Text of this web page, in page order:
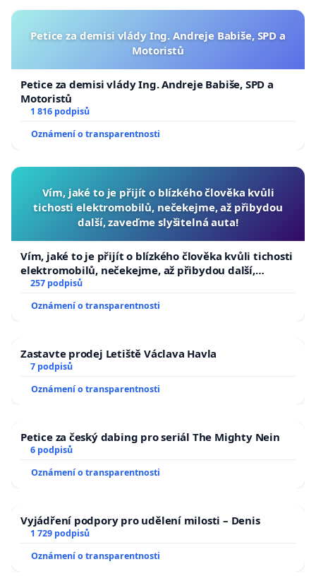
Petice za demisi vlády Ing. Andreje Babiše, SPD a
Motoristů
Petice za demisi vlády Ing. Andreje Babiše, SPD a
Motoristů
1 816 podpisů
Oznámení o transparentnosti
Vím, jaké to je přijít o blízkého člověka kvůli
tichosti elektromobilů, nečekejme, až přibydou
další, zaveďme slyšitelná auta!
Vím, jaké to je přijít o blízkého člověka kvůli tichosti
elektromobilů, nečekejme, až přibydou další,
zaveďme slyšitelná auta!
257 podpisů
Oznámení o transparentnosti
Zastavte prodej Letiště Václava Havla
7 podpisů
Oznámení o transparentnosti
Petice za český dabing pro seriál The Mighty Nein
6 podpisů
Oznámení o transparentnosti
Vyjádření podpory pro udělení milosti – Denis
1 729 podpisů
Oznámení o transparentnosti